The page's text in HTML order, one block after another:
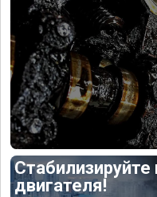
двигателя!